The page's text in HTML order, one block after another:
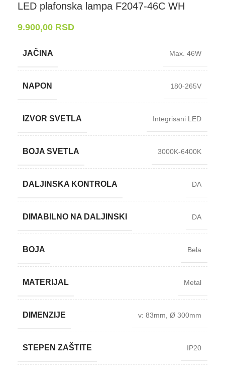
LED plafonska lampa F2047-⁠46C WH
9.900,00 RSD
JAČINA Max. 46W
NAPON 180-265V
IZVOR SVETLA Integrisani LED
BOJA SVETLA 3000K-6400K
DALJINSKA KONTROLA DA
DIMABILNO NA DALJINSKI DA
BOJA Bela
MATERIJAL Metal
DIMENZIJE v: 83mm Ø 300mm
STEPEN ZAŠTITE IP20